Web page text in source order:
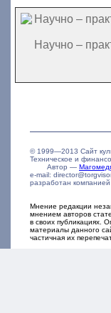
Научно –
© 1999—2013 Сайт
Техническое и
Автор —
e-mail:
разработан
Мнение редакции
мнением авторов
в своих публикациях.
материалы данного
частичная их